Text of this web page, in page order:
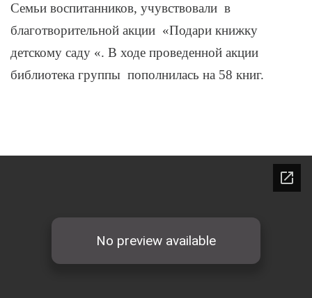
Семьи воспитанников, учувствовали в
благотворительной акции «Подари книжку
детскому саду «. В ходе проведенной акции
библиотека группы пополнилась на 58 книг.